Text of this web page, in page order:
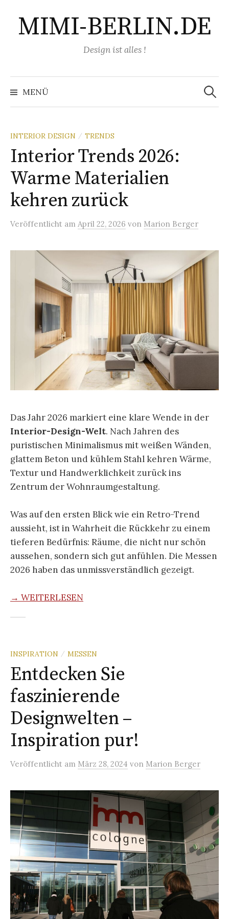
zum
Inhalt
MIMI-BERLIN.DE
Design ist alles !
MENÜ
Suchen
nach:
INTERIOR DESIGN / TRENDS
Interior Trends 2026:
Warme Materialien
kehren zurück
Veröffentlicht am April 22, 2026 von Marion Berger
Das Jahr 2026 markiert eine klare Wende in der
Interior-Design-Welt. Nach Jahren des
puristischen Minimalismus mit weißen Wänden,
glattem Beton und kühlem Stahl kehren Wärme,
Textur und Handwerklichkeit zurück ins
Zentrum der Wohnraumgestaltung.
Was auf den ersten Blick wie ein Retro-Trend
aussieht, ist in Wahrheit die Rückkehr zu einem
tieferen Bedürfnis: Räume, die nicht nur schön
aussehen, sondern sich gut anfühlen. Die Messen
2026 haben das unmissverständlich gezeigt.
→ WEITERLESEN
INSPIRATION / MESSEN
Entdecken Sie
faszinierende
Designwelten –
Inspiration pur!
Veröffentlicht am März 28, 2024 von Marion Berger